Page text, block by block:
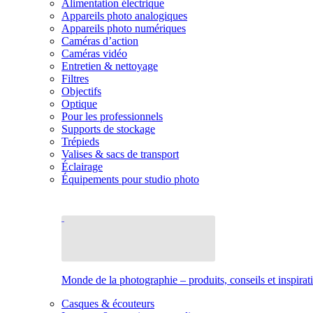
Alimentation électrique
Appareils photo analogiques
Appareils photo numériques
Caméras d’action
Caméras vidéo
Entretien & nettoyage
Filtres
Objectifs
Optique
Pour les professionnels
Supports de stockage
Trépieds
Valises & sacs de transport
Éclairage
Équipements pour studio photo
Monde de la photographie – produits, conseils et
Casques & écouteurs